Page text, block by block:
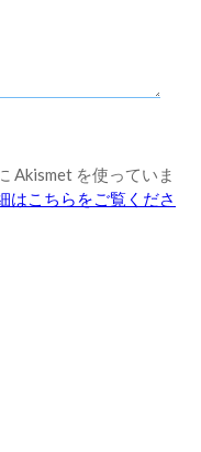
Akismet を使っていま
はこちらをご覧くださ